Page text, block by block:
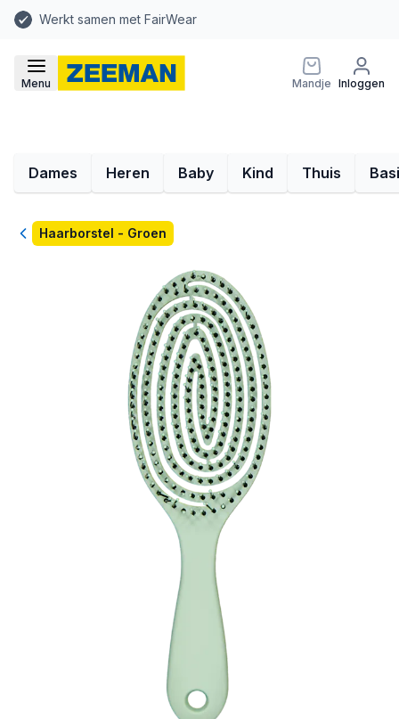
Werkt samen met FairWear
Menu Mandje Inloggen
Dames Heren Baby Kind Thuis
TerugHaarborstel - Groen